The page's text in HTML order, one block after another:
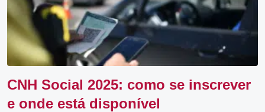
CNH Social 2025: como se inscrever
e onde está disponível